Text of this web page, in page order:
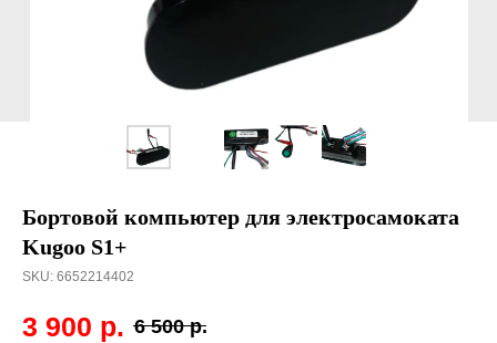
Бортовой компьютер для электросамоката
Kugoo S1+
SKU: 6652214402
3 900 р. 6 500 р.